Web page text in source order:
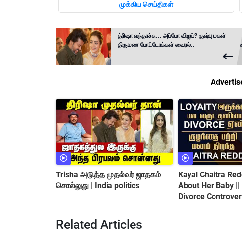
முக்கிய செய்திகள்
த்ரிஷா வந்தாச்சு... அப்போ விஜய்? குஷ்பு மகள்
திருமண போட்டோக்கள் வைரல்..
Trisha அடுத்த முதல்வர் ஜாதகம்
சொல்லுது | India politics
Kayal Chaitra
About Her Baby || Love Marriage
Divorce
Related Articles